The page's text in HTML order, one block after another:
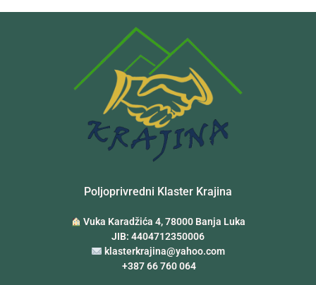
Poljoprivredni Klaster Krajina
Vuka Karadžića 4, 78000 Banja Luka
JIB: 4404712350006
klasterkrajina@yahoo.com
+387 66 760 064